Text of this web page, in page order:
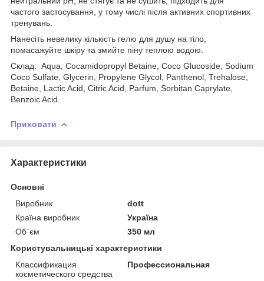
частого застосування, у тому числі після активних спортивних
тренувань.
Нанесіть невелику кількість гелю для душу на тіло,
помасажуйте шкіру та змийте піну теплою водою.
Cклад: Aqua, Cocamidopropyl Betaine, Coco Glucoside, Sodium
Coco Sulfate, Glycerin, Propylene Glycol, Panthenol, Trehalose,
Betaine, Lactic Acid, Citric Acid, Parfum, Sorbitan Caprylate,
Benzoic Acid.
Приховати
Характеристики
Основні
Виробник
dott
Країна виробник
Україна
Об`єм
350 мл
Користувальницькі характеристики
Классификация
косметического средства
Профессиональная